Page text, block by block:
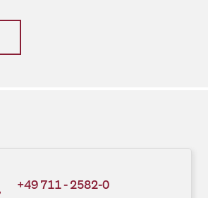
+49 711 - 2582-0